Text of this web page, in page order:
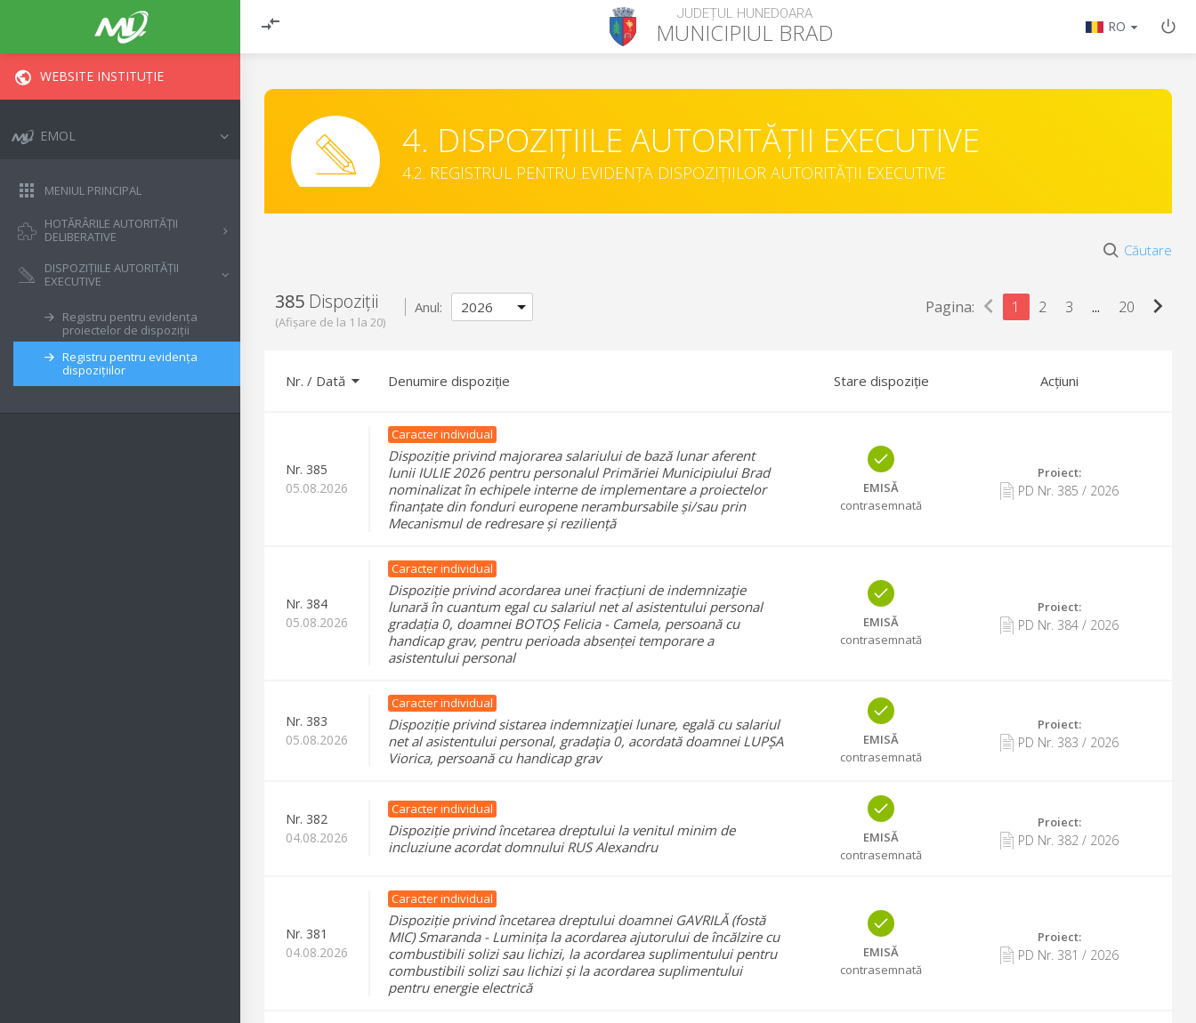
JUDEȚUL HUNEDOARA
MUNICIPIUL BRAD RO
WEBSITE INSTITUȚIE
EMOL
MENIUL PRINCIPAL
HOTĂRÂRILE AUTORITĂȚII
DELIBERATIVE
DISPOZIȚIILE AUTORITĂȚII
EXECUTIVE
Registru pentru evidența
proiectelor de dispoziții
Registru pentru evidența
dispozițiilor
4. DISPOZIȚIILE AUTORITĂȚII EXECUTIVE
4.2. REGISTRUL PENTRU EVIDENȚA DISPOZIȚIILOR AUTORITĂȚII EXECUTIVE
Căutare
385 Dispoziții
(Afișare de la 1 la 20)
Anul: Pagina: chevron_left 1 2 3 ... 20 chevron_right
Nr. / Dată Denumire dispoziție Stare dispoziție Acțiuni
Nr. 385
05.08.2026
Caracter individual
Dispoziție privind majorarea salariului de bază lunar aferent
lunii IULIE 2026 pentru personalul Primăriei Municipiului Brad
nominalizat în echipele interne de implementare a proiectelor
finanțate din fonduri europene nerambursabile și/sau prin
Mecanismul de redresare și reziliență
EMISĂ
contrasemnată
Proiect:
PD Nr. 385 / 2026
Nr. 384
05.08.2026
Caracter individual
Dispoziție privind acordarea unei fracțiuni de indemnizaţie
lunară în cuantum egal cu salariul net al asistentului personal
gradația 0, doamnei BOTOȘ Felicia - Camela, persoană cu
handicap grav, pentru perioada absenței temporare a
asistentului personal
EMISĂ
contrasemnată
Proiect:
PD Nr. 384/ 2026
Nr. 383
05.08.2026
Caracter individual
Dispoziție privind sistarea indemnizaţiei lunare, egală cu salariul
net al asistentului personal, gradaţia 0, acordată doamnei LUPȘA
Viorica, persoană cu handicap grav
EMISĂ
contrasemnată
Proiect:
PD Nr. 383 / 2026
Nr. 382
04.08.2026
Caracter individual
Dispoziție privind încetarea dreptului la venitul minim de
incluziune acordat domnului RUS Alexandru
EMISĂ
contrasemnată
Proiect:
PD Nr. 382/ 2026
Nr. 381
04.08.2026
Caracter individual
Dispoziție privind încetarea dreptului doamnei GAVRILĂ (fostă
MIC) Smaranda - Luminița la acordarea ajutorului de încălzire cu
combustibili solizi sau lichizi, la acordarea suplimentului pentru
combustibili solizi sau lichizi și la acordarea suplimentului
pentru energie electrică
EMISĂ
contrasemnată
Proiect:
PD Nr. 381 / 2026